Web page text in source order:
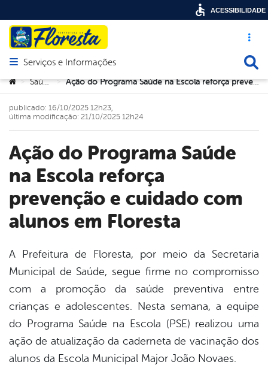
Acesso
Abrir menu principal de navegação
Serviços e Informações
Você está aqui:
> Saúde > Ação do Programa Saúde na Escola reforça prevenção e cuidado com alunos em Floresta
Ação do Programa Saúde
na Escola reforça
prevenção e cuidado com
alunos em Floresta
publicado: 16/10/2025 12h23,
última modificação: 21/10/2025 12h24
A Prefeitura de Floresta, por meio da Secretaria
Municipal de Saúde, segue firme no compromisso
com a promoção da saúde preventiva entre
crianças e adolescentes. Nesta semana, a equipe
do Programa Saúde na Escola (PSE) realizou uma
ação de atualização da caderneta de vacinação dos
alunos da Escola Municipal Major João Novaes.
ACESSIBILIDADE